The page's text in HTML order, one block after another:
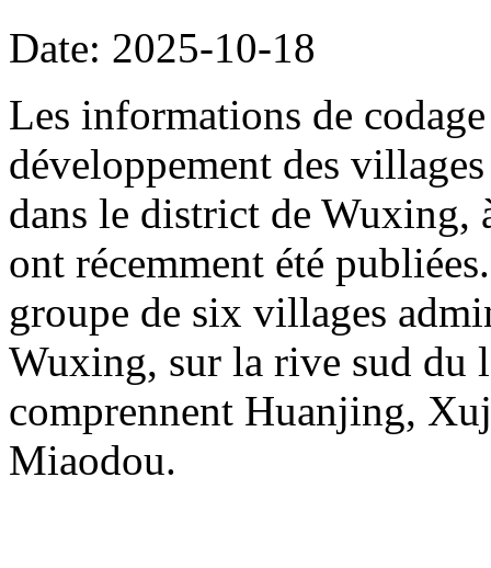
Date: 2025-10-18
Les informations de
développement des
dans le district de Wuxing,
ont récemment été
groupe de six villages
Wuxing, sur la rive sud du
comprennent Huanjing,
Miaodou.